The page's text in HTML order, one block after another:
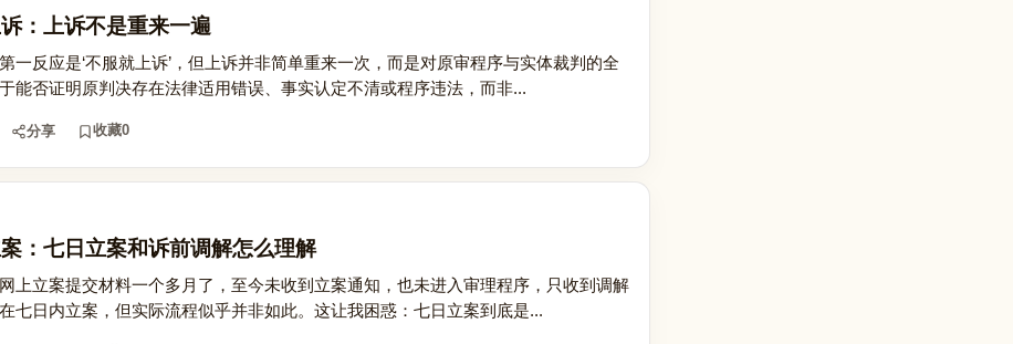
：上诉不是重来一遍
一反应是‘不服就上诉’，但上诉并非简单重来一次，而是对原审程序与实体裁判的全
能否证明原判决存在法律适用错误、事实认定不清或程序违法，而非...
分享 收藏0
：七日立案和诉前调解怎么理解
上立案提交材料一个多月了，至今未收到立案通知，也未进入审理程序，只收到调解
七日内立案，但实际流程似乎并非如此。这让我困惑：七日立案到底是...